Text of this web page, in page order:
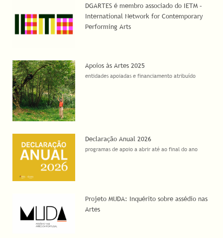
DGARTES é membro associado do IETM –
International Network for Contemporary
Performing Arts
Apoios às Artes 2025
entidades apoiadas e financiamento atribuído
Declaração Anual 2026
programas de apoio a abrir até ao final do ano
Projeto MUDA: Inquérito sobre assédio nas
Artes